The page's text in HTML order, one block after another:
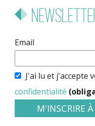
Email
J'ai lu et j'accepte
confidentialité